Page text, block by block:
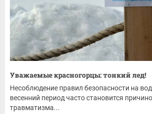
Уважаемые красногорцы: тонкий лед!
Несоблюдение правил безопасности на
весенний период часто становится
травматизма...